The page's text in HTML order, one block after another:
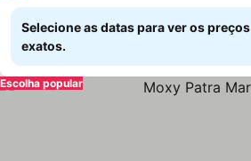
Selecione as datas para ver os preços
exatos.
Escolha popular